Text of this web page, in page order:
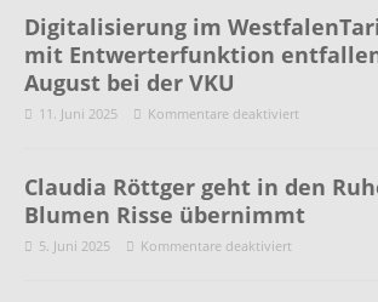
Digitalisierung im
mit Entwerterfunktion
August bei der VKU
11. Juni 2025 Kommentare deaktiviert
Claudia Röttger geht in den
Blumen Risse übernimmt
5. Juni 2025 Kommentare deaktiviert